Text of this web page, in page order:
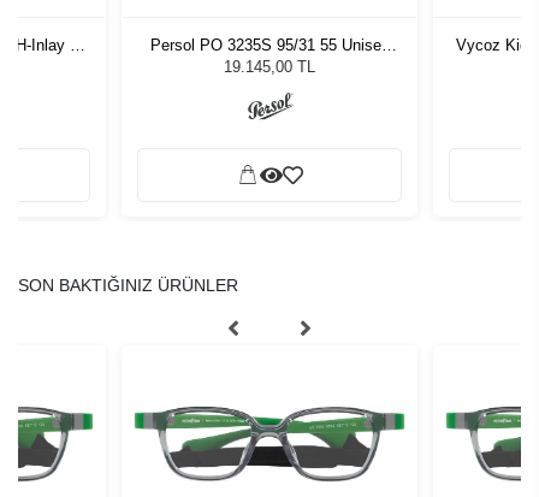
H-Inlay 53-
Persol PO 3235S 95/31 55 Unisex
Güneş Gözlüğü
19.145,00 TL
Vycoz Kids
SON BAKTIĞINIZ ÜRÜNLER